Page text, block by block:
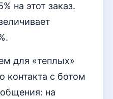
на этот заказ.
для «теплых»
контакта с ботом
на